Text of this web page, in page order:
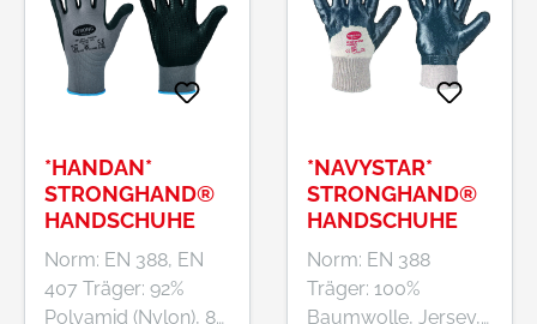
*HANDAN*
STRONGHAND®
HANDSCHUHE
Norm: EN 388, EN
407 Träger: 92%
Polyamid (Nylon), 8%
*NAVYSTAR*
STRONGHAND®
HANDSCHUHE
Norm: EN 388
Träger: 100%
Baumwolle, Jersey,